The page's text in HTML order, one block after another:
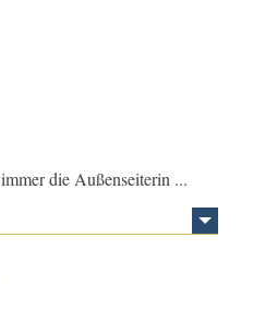
die Außenseiterin ...